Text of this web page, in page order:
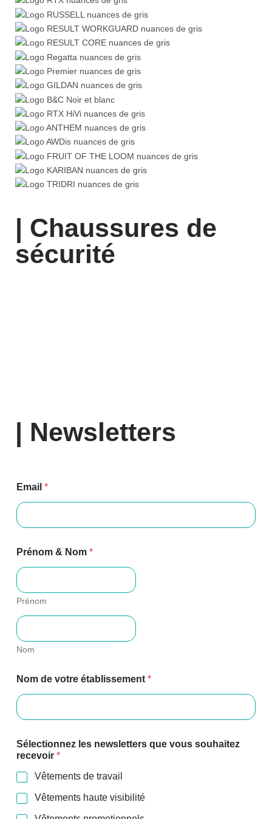
| Chaussures de
sécurité
| Newsletters
e
&
c
o
i
x
Email *
Prénom & Nom *
Prénom
Nom
Nom de votre établissement *
Sélectionnez les newsletters que vous souhaitez
recevoir *
Vêtements de travail
Vêtements haute visibilité